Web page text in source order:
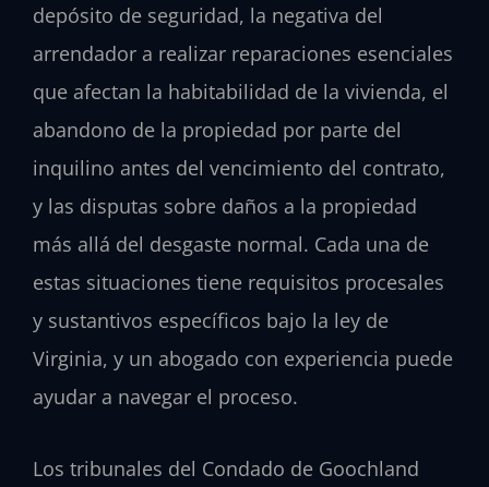
depósito de seguridad, la negativa del
arrendador a realizar reparaciones esenciales
que afectan la habitabilidad de la vivienda, el
abandono de la propiedad por parte del
inquilino antes del vencimiento del contrato,
y las disputas sobre daños a la propiedad
más allá del desgaste normal. Cada una de
estas situaciones tiene requisitos procesales
y sustantivos específicos bajo la ley de
Virginia, y un abogado con experiencia puede
ayudar a navegar el proceso.
Los tribunales del Condado de Goochland